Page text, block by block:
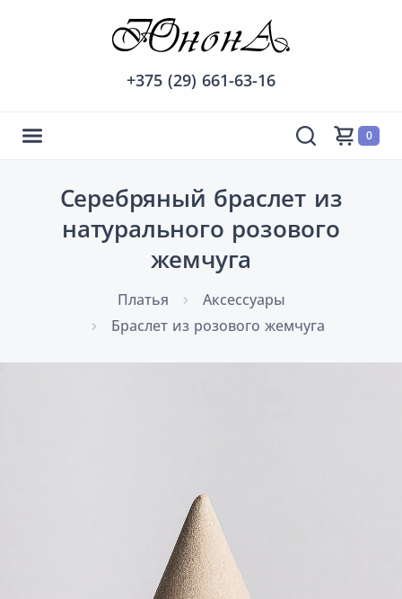
+375 (29) 661-63-16
0
Серебряный браслет из
натурального розового
жемчуга
Платья
Аксессуары
Браслет из розового жемчуга